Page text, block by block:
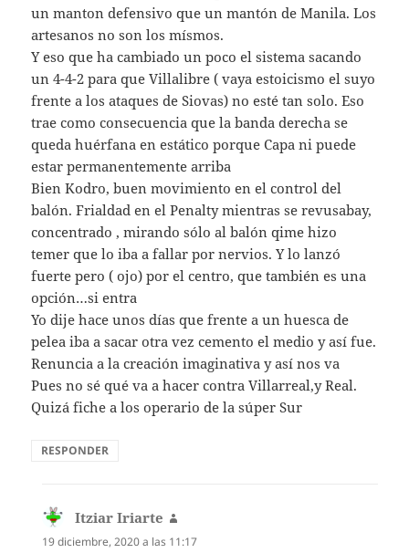
un manton defensivo que un mantón de Manila. Los
artesanos no son los mísmos.
Y eso que ha cambiado un poco el sistema sacando
un 4-4-2 para que Villalibre ( vaya estoicismo el suyo
frente a los ataques de Siovas) no esté tan solo. Eso
trae como consecuencia que la banda derecha se
queda huérfana en estático porque Capa ni puede
estar permanentemente arriba
Bien Kodro, buen movimiento en el control del
balón. Frialdad en el Penalty mientras se revusabay,
concentrado , mirando sólo al balón qime hizo
temer que lo iba a fallar por nervios. Y lo lanzó
fuerte pero ( ojo) por el centro, que también es una
opción…si entra
Yo dije hace unos días que frente a un huesca de
pelea iba a sacar otra vez cemento el medio y así fue.
Renuncia a la creación imaginativa y así nos va
Pues no sé qué va a hacer contra Villarreal,y Real.
Quizá fiche a los operario de la súper Sur
RESPONDER
Itziar Iriarte
19 diciembre, 2020 a las 11:17